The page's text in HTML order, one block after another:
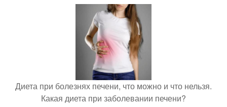
Диета при болезнях печени, что можно и что нельзя.
Какая диета при заболевании печени?